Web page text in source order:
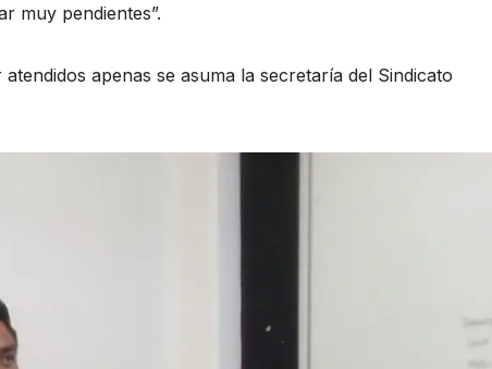
muy pendientes”.
apenas se asuma la secretaría del Sindicato